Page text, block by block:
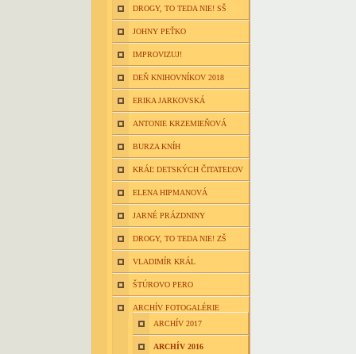
DROGY, TO TEDA NIE! SŠ
JOHNY PEŤKO
IMPROVIZUJ!
DEŇ KNIHOVNÍKOV 2018
ERIKA JARKOVSKÁ
ANTONIE KRZEMIEŇOVÁ
BURZA KNÍH
KRÁĽ DETSKÝCH ČITATEĽOV
ELENA HIPMANOVÁ
JARNÉ PRÁZDNINY
DROGY, TO TEDA NIE! ZŠ
VLADIMÍR KRÁL
ŠTÚROVO PERO
ARCHÍV FOTOGALÉRIE
ARCHÍV 2017
ARCHÍV 2016